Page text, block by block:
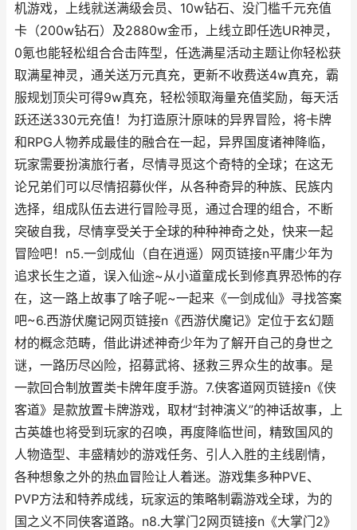
机游戏，上线就送满级会员、10w钻石、没门槛千元充值
卡（200w钻石）及2880w金币，上线立即任选UR神灵，
0氪也能轻松组合合击阵型，任选满星活动主题让你轻松获
取满星神灵，通关送万元真充，更新不收费送4w真充，霸
服规划顶尖可得9w真充，轻松领取海量充值奖励，每天活
跃还送330元充值！为打造原汁原味的异界冒险，将卡牌
和RPG人物养成最佳的融合在一起，异界国度诸神降临，
玩家需要扮演旅行者，尽情寻觅这个奇特的全球；在这无
论兄弟们可以尽情招募伙伴，从各种奇异的种族、民族内
选择，组成队伍去进行冒险寻觅，通过合理的组合，不断
突破自我，尽情享受关于全球的种种神奇之处，快来一起
冒险吧！n5.一剑成仙（自在逍遥）网页链接n平庸少年为
追求长生之道，误入仙途~从小道童成长到修真界恐怖的存
在，这一路上故事了啥子呢~一起来《一剑成仙》寻找答案
吧~6.西游伏魔记网页链接n《西游伏魔记》定位于玄幻题
材的概念范畴，借此讲述神奇少年为了解开自己的身世之
谜，一路历尽凶险，招募武将、拯救三界众生的故事。是
一款回合制放置类卡牌年度手游。7.侠客道网页链接n《侠
客道》是款放置卡牌游戏，取材“封神演义”的神话故事，上
古英雄也将受到玩家的召唤，再度降临世间，精致国风的
人物造型、丰盛精妙的游戏任务、引人入胜的主线剧情，
各种想象之外的热血冒险让人着迷。游戏集多种PVE、
PVP方法和特养成线，玩家运的策略制霸游戏全球，为的
国之义不同侠客道路。n8.大掌门2网页链接n《大掌门2》